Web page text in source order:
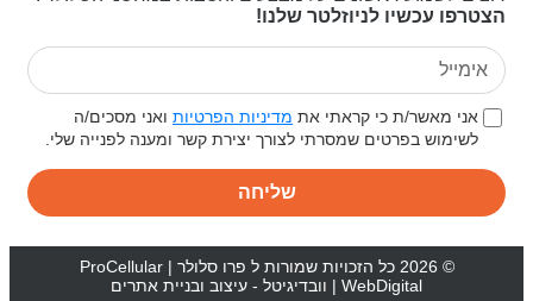
עכשיו לניוזלטר שלנו!
מאשר/ת כי קראתי אתמדיניות הפרטיותואני מסכים/ה
בפרטים שמסרתי לצורך יצירת קשר ומענה לפנייה שלי.
שליחה
פרו סלולר | ProCellular
WebDigital | וובדיגיטל - עיצוב ובניית אתרים